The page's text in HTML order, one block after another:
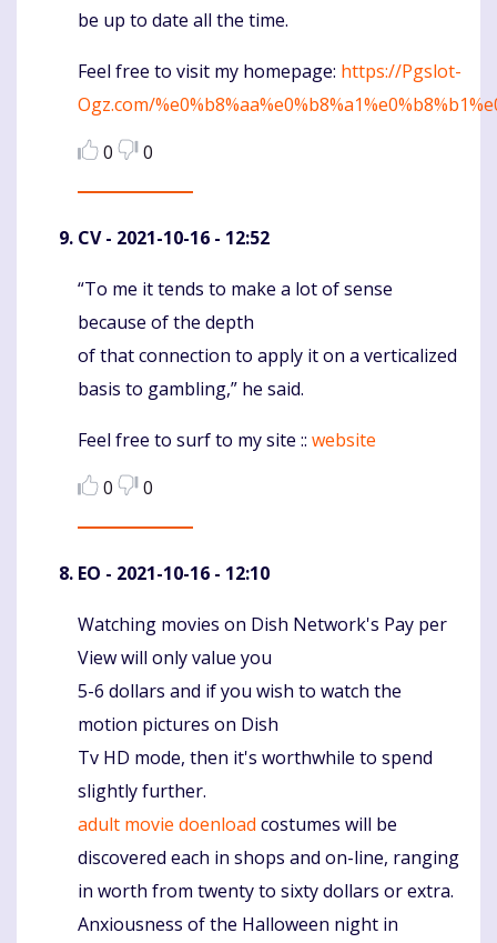
be up to date all the time.
Feel free to visit my homepage: https://Pgslot-
Ogz.com/
0
0
CV- 2021-10-16 - 12:52
Komentaras
“To me it tends to make a lot of sense
because of the depth
of that connection to apply it on a verticalized
basis to gambling,” he said.
Feel free to surf to my site :: website
0
0
EO - 2021-10-16 - 12:10
Komentaras
Watching movies on Dish Network's Pay per
View will only value you
5-6 dollars and if you wish to watch the
motion pictures on Dish
Tv HD mode, then it's worthwhile to spend
slightly further.
adult movie doenload costumes will be
discovered each in shops and on-line, ranging
in worth from twenty to sixty dollars or extra.
Anxiousness of the Halloween night in